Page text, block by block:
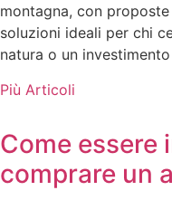
montagna, con
soluzioni ideali per chi
natura o un
Più Articoli
Come essere
comprare un